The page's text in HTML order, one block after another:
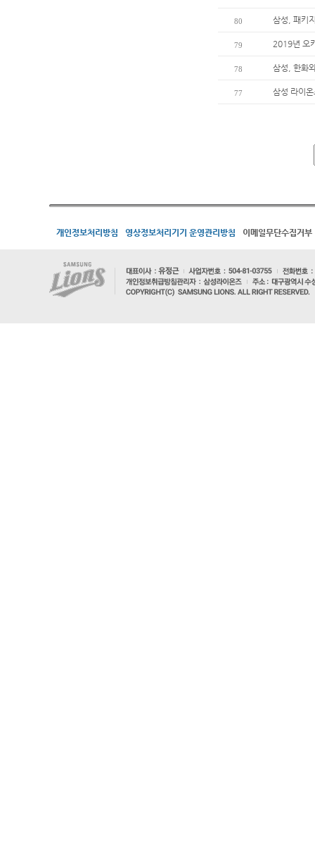
80 삼성, 패키
79 2019년 오
78 삼성, 한화
77 삼성 라이
개인정보처리방침 영상정보처리기기 운영관리방침 이메일무단수집거부